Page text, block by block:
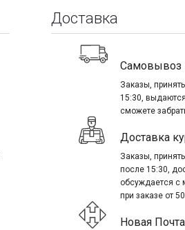
Доставка
Самовывоз
Заказы,
15:30,
сможете
Доставка
Заказы,
после 15:30,
обсуждается с
при заказе от
Новая